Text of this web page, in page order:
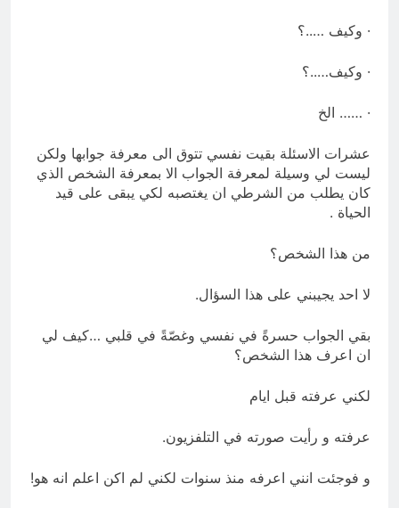
· وكيف …..؟
· وكيف…..؟
· …… الخ
عشرات الاسئلة بقيت نفسي تتوق الى معرفة جوابها ولكن
ليست لي وسيلة لمعرفة الجواب الا بمعرفة الشخص الذي
كان يطلب من الشرطي ان يغتصبه لكي يبقى على قيد
الحياة .
من هذا الشخص؟
لا احد يجيبني على هذا السؤال.
بقي الجواب حسرةً في نفسي وغصّةً في قلبي …كيف لي
ان اعرف هذا الشخص؟
لكني عرفته قبل ايام
عرفته و رأيت صورته في التلفزيون.
و فوجئت انني اعرفه منذ سنوات لكني لم اكن اعلم انه هو!